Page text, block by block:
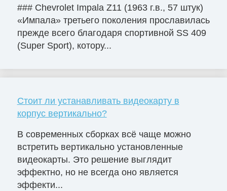
### Chevrolet Impala Z11 (1963 г.в., 57 штук)
«Импала» третьего поколения прославилась
прежде всего благодаря спортивной SS 409
(Super Sport), котору...
Стоит ли устанавливать видеокарту в
корпус вертикально?
В современных сборках всё чаще можно
встретить вертикально установленные
видеокарты. Это решение выглядит
эффектно, но не всегда оно является
эффекти...